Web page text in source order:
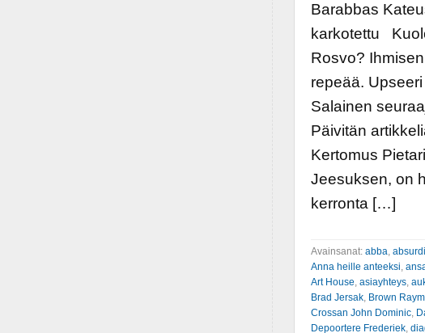
Barabbas
karkotettu
Rosvo?
repeää.
Salainen
Päivitän
Kertomus
Jeesuksen, on
kerronta […]
Avainsanat: abba absurdi
Anna heille anteeksi
Art House asiayhteys,
Brad Jersak, Brown
Crossan John Dominic,
Depoortere Frederiek,